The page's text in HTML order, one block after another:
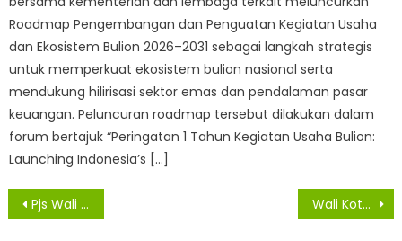
Roadmap Pengembangan dan Penguatan Kegiatan Usaha
dan Ekosistem Bulion 2026–2031 sebagai langkah strategis
untuk memperkuat ekosistem bulion nasional serta
mendukung hilirisasi sektor emas dan pendalaman pasar
keuangan. Peluncuran roadmap tersebut dilakukan dalam
forum bertajuk “Peringatan 1 Tahun Kegiatan Usaha Bulion:
Launching Indonesia’s […]
Navigasi
Pjs Wali Kota Medan Dukung Pembentukan Satgas Covid 19 Tingkat Kelurahan Dengan Metode Padat Karya Wali Kota Hadiri Penyaluran Kredit kepada UMKM dan Launching Transportasi Online